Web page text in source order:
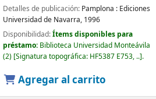
Detalles de publicación: Pamplona : Ediciones
Universidad de Navarra, 1996
Disponibilidad:Ítems disponibles para
préstamo: Biblioteca Universidad Monteávila
(2) Signatura topográfica: HF5387 E753, .. .
Agregar al carrito